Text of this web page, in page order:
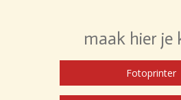
maak hier je
Fotoprinter